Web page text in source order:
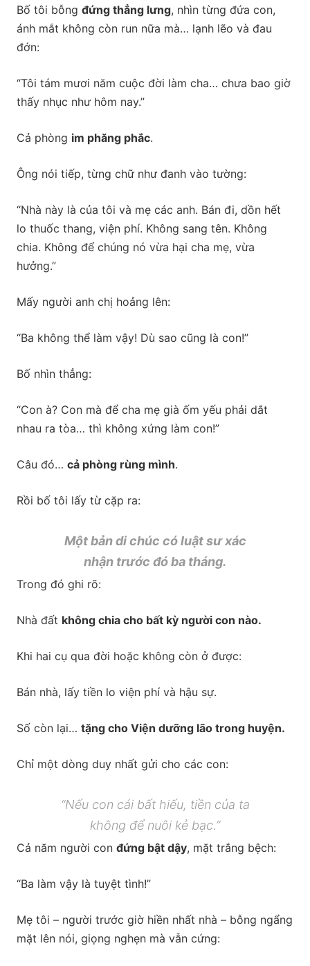
Bố tôi bỗng đứng thẳng lưng, nhìn từng đứa con,
ánh mắt không còn run nữa mà… lạnh lẽo và đau
đớn:
“Tôi tám mươi năm cuộc đời làm cha… chưa bao giờ
thấy nhục như hôm nay.”
Cả phòng im phăng phắc.
Ông nói tiếp, từng chữ như đanh vào tường:
“Nhà này là của tôi và mẹ các anh. Bán đi, dồn hết
lo thuốc thang, viện phí. Không sang tên. Không
chia. Không để chúng nó vừa hại cha mẹ, vừa
hưởng.”
Mấy người anh chị hoảng lên:
“Ba không thể làm vậy! Dù sao cũng là con!”
Bố nhìn thẳng:
“Con à? Con mà để cha mẹ già ốm yếu phải dắt
nhau ra tòa… thì không xứng làm con!”
Câu đó… cả phòng rùng mình.
Rồi bố tôi lấy từ cặp ra:
Một bản di chúc có luật sư xác
nhận trước đó ba tháng.
Trong đó ghi rõ:
Nhà đất không chia cho bất kỳ người con nào.
Khi hai cụ qua đời hoặc không còn ở được:
Bán nhà, lấy tiền lo viện phí và hậu sự.
Số còn lại… tặng cho Viện dưỡng lão trong huyện.
Chỉ một dòng duy nhất gửi cho các con:
“Nếu con cái bất hiếu, tiền của ta
không để nuôi kẻ bạc.”
Cả năm người con đứng bật dậy, mặt trắng bệch:
“Ba làm vậy là tuyệt tình!”
Mẹ tôi – người trước giờ hiền nhất nhà – bỗng ngẩng
mặt lên nói, giọng nghẹn mà vẫn cứng: